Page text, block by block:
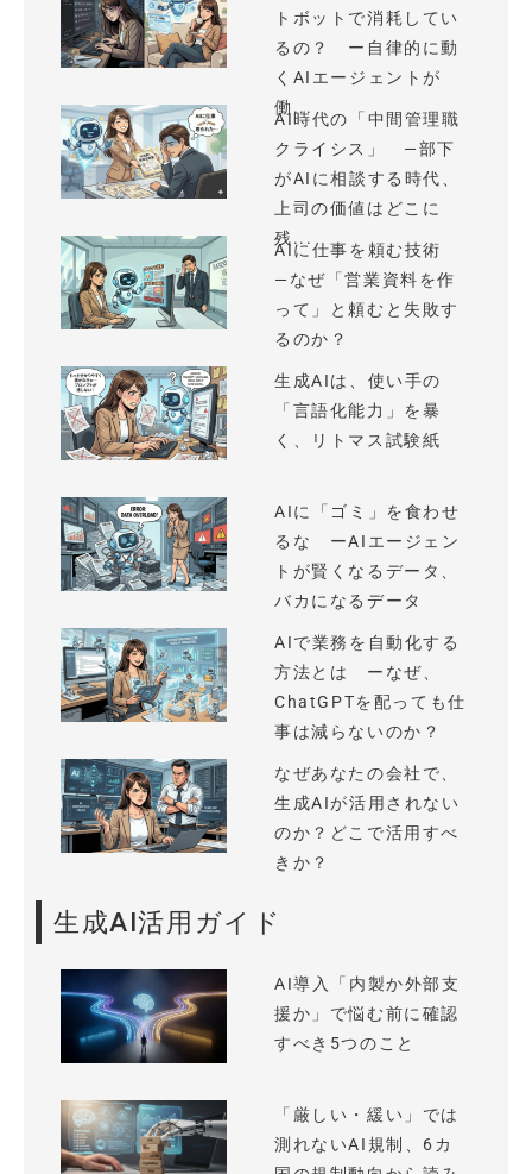
トボットで消耗してい
るの？ ー自律的に動
くAIエージェントが
働...
AI時代の「中間管理職
クライシス」 —部下
がAIに相談する時代、
上司の価値はどこに
残...
AIに仕事を頼む技術
—なぜ「営業資料を作
って」と頼むと失敗す
るのか？
生成AIは、使い手の
「言語化能力」を暴
く、リトマス試験紙
AIに「ゴミ」を食わせ
るな ーAIエージェン
トが賢くなるデータ、
バカになるデータ
AIで業務を自動化する
方法とは ーなぜ、
ChatGPTを配っても仕
事は減らないのか？
なぜあなたの会社で、
生成AIが活用されない
のか？どこで活用すべ
きか？
生成AI活用ガイド
AI導入「内製か外部支
援か」で悩む前に確認
すべき5つのこと
「厳しい・緩い」では
測れないAI規制、6カ